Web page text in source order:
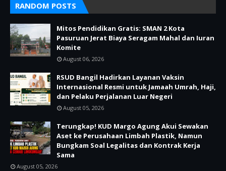
RANDOM POSTS
Mitos Pendidikan Gratis: SMAN 2 Kota
Pasuruan Jerat Biaya Seragam Mahal dan Iuran
Komite
August 06, 2026
RSUD Bangil Hadirkan Layanan Vaksin
Internasional Resmi untuk Jamaah Umrah, Haji,
dan Pelaku Perjalanan Luar Negeri
August 05, 2026
Terungkap! KUD Margo Agung Akui Sewakan
Aset ke Perusahaan Limbah Plastik, Namun
Bungkam Soal Legalitas dan Kontrak Kerja
Sama
August 05, 2026